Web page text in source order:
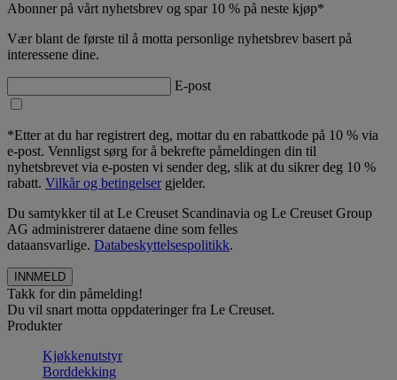
Abonner på vårt nyhetsbrev og spar 10 % på neste kjøp*
Vær blant de første til å motta personlige nyhetsbrev basert på
interessene dine.
E-post
*Etter at du har registrert deg, mottar du en rabattkode på 10 % via
e-post. Vennligst sørg for å bekrefte påmeldingen din til
nyhetsbrevet via e-posten vi sender deg, slik at du sikrer deg 10 %
rabatt. Vilkår og betingelsergjelder.
Du samtykker til at Le Creuset Scandinavia og Le Creuset Group
AG administrerer dataene dine som felles
dataansvarlige. Databeskyttelsespolitikk.
Takk for din påmelding!
Du vil snart motta oppdateringer fra Le Creuset.
Produkter
Kjøkkenutstyr
Borddekking